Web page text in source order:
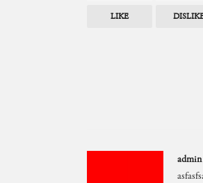
LIKE
admin